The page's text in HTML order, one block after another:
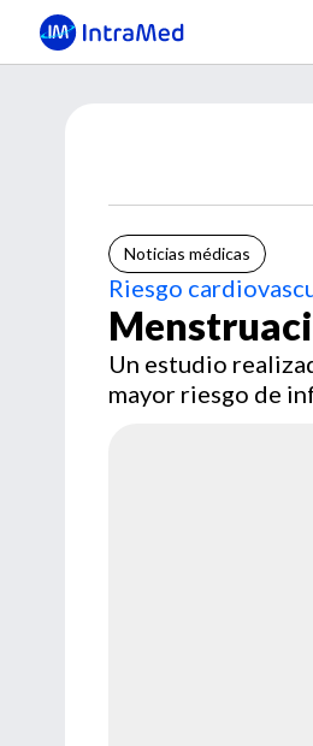
Noticias médicas
Riesgo
Un estudio
mayor riesgo de